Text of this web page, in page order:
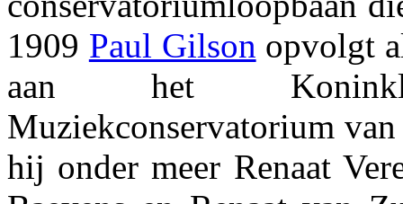
1909 Paul Gilson opvolgt
aan het
Muziekconservatorium
hij onder meer Renaat